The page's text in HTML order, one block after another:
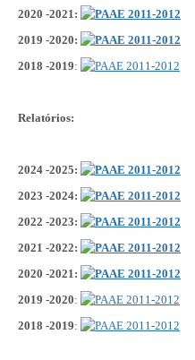
2020 -2021:
2019 -2020:
2018 -2019:
Relatórios:
2024 -2025:
2023 -2024:
2022 -2023:
2021 -2022:
2020 -2021:
2019 -2020:
2018 -2019: